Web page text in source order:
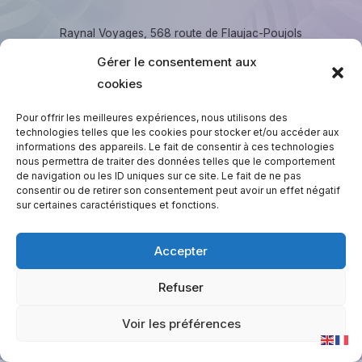
Gérer le consentement aux
cookies
Pour offrir les meilleures expériences, nous utilisons des
technologies telles que les cookies pour stocker et/ou accéder aux
informations des appareils. Le fait de consentir à ces technologies
nous permettra de traiter des données telles que le comportement
de navigation ou les ID uniques sur ce site. Le fait de ne pas
consentir ou de retirer son consentement peut avoir un effet négatif
sur certaines caractéristiques et fonctions.
Accepter
Refuser
Voir les préférences
Raynal Voyages, 568 route de Flaujac-Poujols
Espace C.S.E
Session Privée liO / Scolaires